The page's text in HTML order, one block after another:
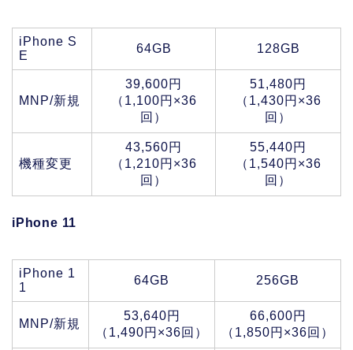
iPhone S
E
64GB 128GB
MNP/新規
39,600円
（1,100円×36
回）
51,480円
（1,430円×36
回）
機種変更
43,560円
（1,210円×36
回）
55,440円
（1,540円×36
回）
iPhone 11
iPhone 1
1
64GB 256GB
MNP/新規
53,640円
（1,490円×36回）
66,600円
（1,850円×36回）